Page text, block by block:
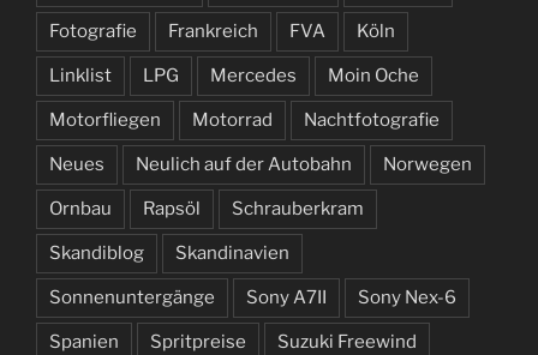
Fotografie Frankreich FVA Köln
Linklist LPG Mercedes Moin Oche
Motorfliegen Motorrad Nachtfotografie
Neues Neulich auf der Autobahn Norwegen
Ornbau Rapsöl Schrauberkram
Skandiblog Skandinavien
Sonnenuntergänge Sony A7II Sony Nex-6
Spanien Spritpreise Suzuki Freewind